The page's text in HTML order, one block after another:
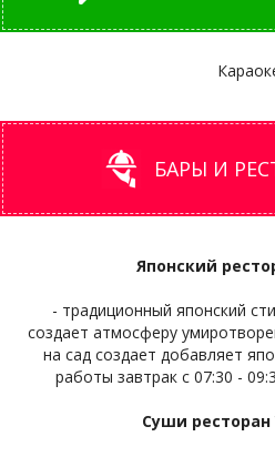
БАРЫ И
Японский
- традиционный японский
создает атмосферу
на сад создает добавляет
работы завтрак с 07:30 -
Суши ресторан